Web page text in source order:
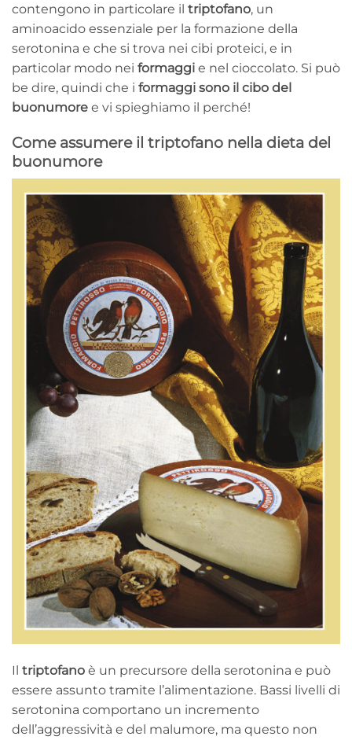
contengono in particolare il triptofano, un
aminoacido essenziale per la formazione della
serotonina e che si trova nei cibi proteici, e in
particolar modo nei formaggi e nel cioccolato. Si può
be dire, quindi che i formaggi sono il cibo del
buonumore e vi spieghiamo il perché!
Come assumere il triptofano nella dieta del
buonumore
Il triptofano è un precursore della serotonina e può
essere assunto tramite l’alimentazione. Bassi livelli di
serotonina comportano un incremento
dell’aggressività e del malumore, ma questo non